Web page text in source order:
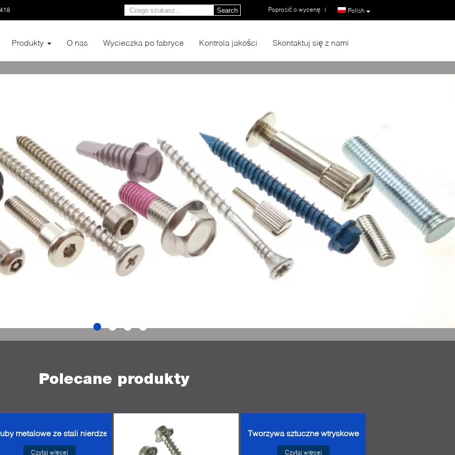
Polish
Poprosić o wycenę |
Search
Produkty O nas Wycieczka po fabryce Kontrola jakości Skontaktuj się z nami
Polecane produkty
metalowe ze stali nierdzewnej
Czytaj więcej
Tworzywa sztuczne wtryskowe
Czytaj więcej